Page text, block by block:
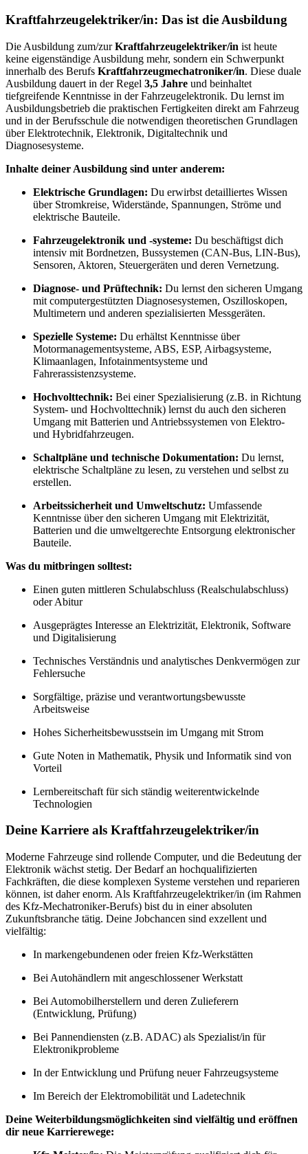
Kraftfahrzeugelektriker/in: Das ist die Ausbildung
Die Ausbildung zum/zurKraftfahrzeugelektriker/in ist heute
keine eigenständige Ausbildung mehr, sondern ein Schwerpunkt
innerhalb des Berufs Kraftfahrzeugmechatroniker/in. Diese duale
Ausbildung dauert in der Regel 3,5 Jahre und beinhaltet
tiefgreifende Kenntnisse in der Fahrzeugelektronik. Du lernst im
Ausbildungsbetrieb die praktischen Fertigkeiten direkt am Fahrzeug
und in der Berufsschule die notwendigen theoretischen Grundlagen
über Elektrotechnik, Elektronik, Digitaltechnik und
Diagnosesysteme.
Inhalte deiner Ausbildung sind unter anderem:
Elektrische Grundlagen: Du erwirbst detailliertes Wissen
über Stromkreise, Widerstände, Spannungen, Ströme und
elektrische Bauteile.
Fahrzeugelektronik und -systeme: Du beschäftigst dich
intensiv mit Bordnetzen, Bussystemen (CAN-Bus, LIN-Bus),
Sensoren, Aktoren, Steuergeräten und deren Vernetzung.
Diagnose- und Prüftechnik: Du lernst den sicheren Umgang
mit computergestützten Diagnosesystemen, Oszilloskopen,
Multimetern und anderen spezialisierten Messgeräten.
Spezielle Systeme: Du erhältst Kenntnisse über
Motormanagementsysteme, ABS, ESP, Airbagsysteme,
Klimaanlagen, Infotainmentsysteme und
Fahrerassistenzsysteme.
Hochvolttechnik: Bei einer Spezialisierung (z.B. in Richtung
System- und Hochvolttechnik) lernst du auch den sicheren
Umgang mit Batterien und Antriebssystemen von Elektro-
und Hybridfahrzeugen.
Schaltpläne und technische Dokumentation: Du lernst,
elektrische Schaltpläne zu lesen, zu verstehen und selbst zu
erstellen.
Arbeitssicherheit und Umweltschutz: Umfassende
Kenntnisse über den sicheren Umgang mit Elektrizität,
Batterien und die umweltgerechte Entsorgung elektronischer
Bauteile.
Was du mitbringen solltest:
Einen guten mittleren Schulabschluss (Realschulabschluss)
oder Abitur
Ausgeprägtes Interesse an Elektrizität, Elektronik, Software
und Digitalisierung
Technisches Verständnis und analytisches Denkvermögen zur
Fehlersuche
Sorgfältige, präzise und verantwortungsbewusste
Arbeitsweise
Hohes Sicherheitsbewusstsein im Umgang mit Strom
Gute Noten in Mathematik, Physik und Informatik sind von
Vorteil
Lernbereitschaft für sich ständig weiterentwickelnde
Technologien
Deine Karriere als Kraftfahrzeugelektriker/in
Moderne Fahrzeuge sind rollende Computer, und die Bedeutung der
Elektronik wächst stetig. Der Bedarf an hochqualifizierten
Fachkräften, die diese komplexen Systeme verstehen und reparieren
können, ist daher enorm. Als Kraftfahrzeugelektriker/in (im Rahmen
des Kfz-Mechatroniker-Berufs) bist du in einer absoluten
Zukunftsbranche tätig. Deine Jobchancen sind exzellent und
vielfältig:
In markengebundenen oder freien Kfz-Werkstätten
Bei Autohändlern mit angeschlossener Werkstatt
Bei Automobilherstellern und deren Zulieferern
(Entwicklung, Prüfung)
Bei Pannendiensten (z.B. ADAC) als Spezialist/in für
Elektronikprobleme
In der Entwicklung und Prüfung neuer Fahrzeugsysteme
Im Bereich der Elektromobilität und Ladetechnik
Deine Weiterbildungsmöglichkeiten sind vielfältig und eröffnen
dir neue Karrierewege: